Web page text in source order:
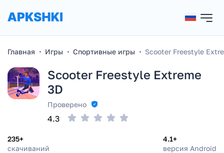
Главная Игры Спортивные игры Scooter Freestyle
Scooter Freestyle Extreme
3D
Проверено
235+
скачиваний
4.1+
версия Android
4.3